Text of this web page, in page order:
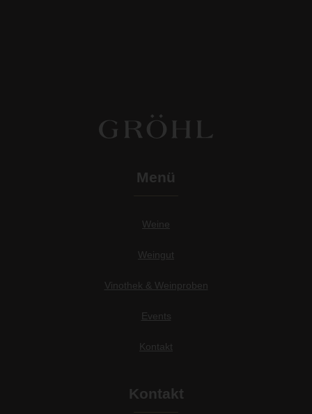
Menü
Weine
Weingut
Vinothek & Weinproben
Events
Kontakt
Kontakt